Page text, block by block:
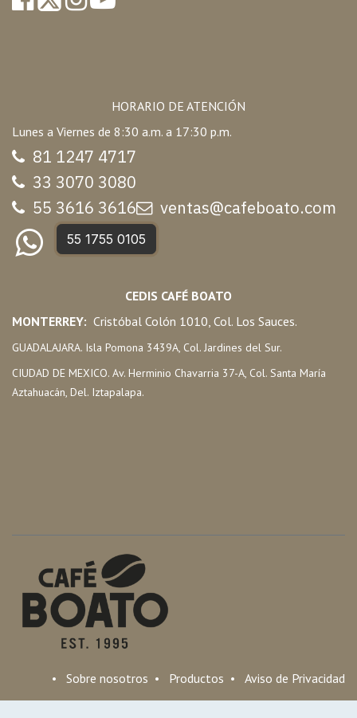
HORARIO DE ATENCIÓN
Lunes a Viernes de 8:30 a.m. a 17:30 p.m.
81 1247 4717
33 3070 3080
55 3616 3616
ventas@cafeboato.com
55 1755 0105
CEDIS CAFÉ BOATO
MONTERREY: Cristóbal Colón 1010, Col. Los Sauces.
GUADALAJARA. Isla Pomona 3439A, Col. Jardines del Sur.
CIUDAD DE MEXICO. Av. Herminio Chavarria 37-A, Col. Santa María
Aztahuacán, Del. Iztapalapa.
• Sobre nosotros • Productos • Aviso de Privacidad